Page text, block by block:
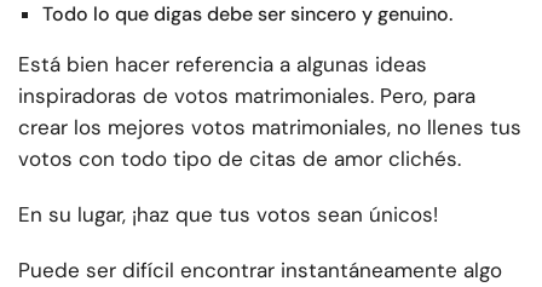
Todo lo que digas debe ser sincero y genuino.
Está bien hacer referencia a algunas ideas
inspiradoras de votos matrimoniales. Pero, para
crear los mejores votos matrimoniales, no llenes tus
votos con todo tipo de citas de amor clichés.
En su lugar, ¡haz que tus votos sean únicos!
Puede ser difícil encontrar instantáneamente algo